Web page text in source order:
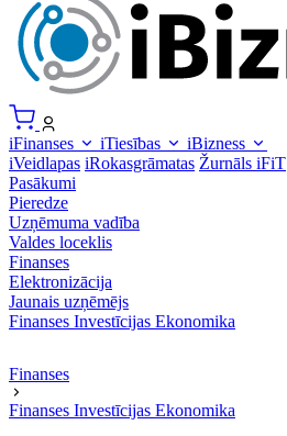
iFinanses iTiesības
iBizness
iVeidlapas iRokasgrāmatas Žurnāls iFiT
Pasākumi
Pieredze
Uzņēmuma vadība
Valdes loceklis
Finanses
Elektronizācija
Jaunais uzņēmējs
Finanses Investīcijas Ekonomika
Finanses
Finanses Investīcijas Ekonomika